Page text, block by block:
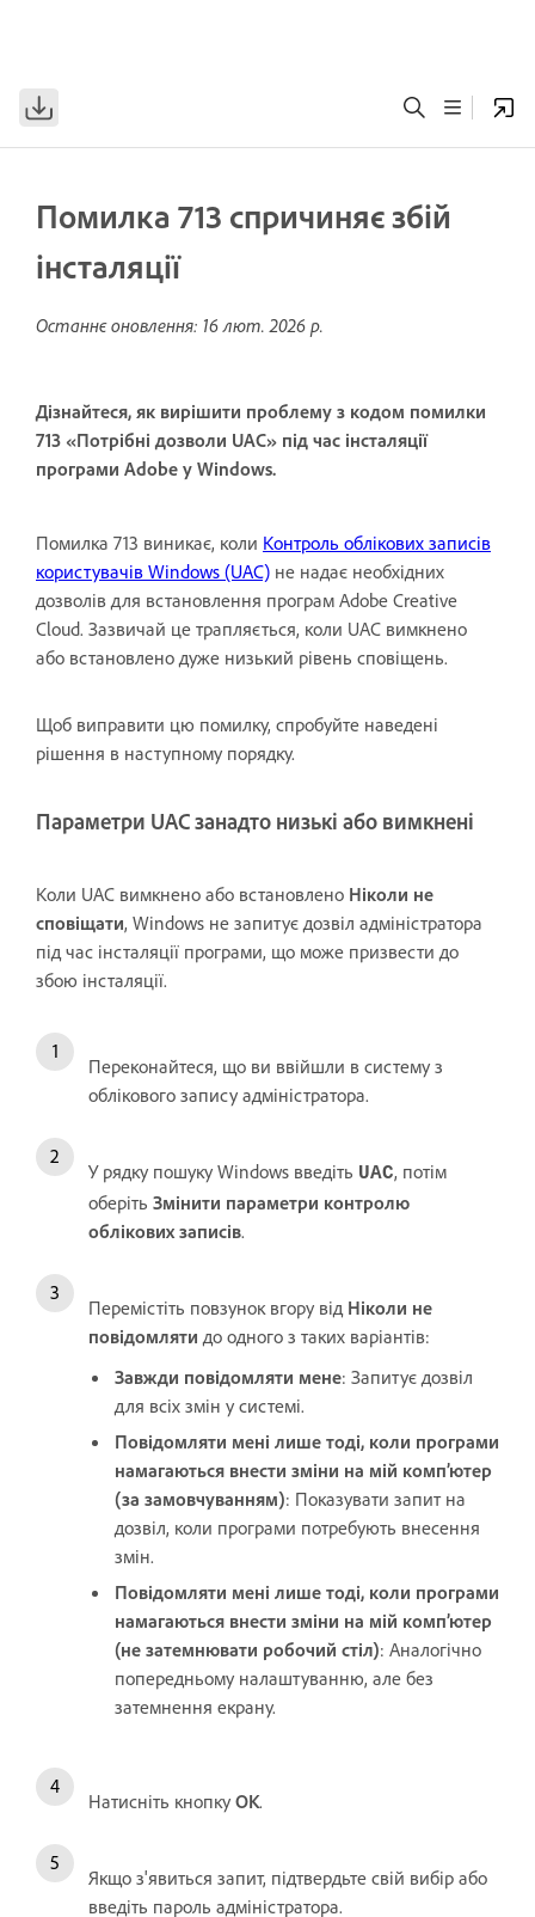
Помилка 713 спричиняє збій
інсталяції
Останнє оновлення: 16 лют. 2026 р.
Дізнайтеся, як вирішити проблему з кодом помилки
713 «Потрібні дозволи UAC» під час інсталяції
програми Adobe у Windows.
Помилка 713 виникає, коли Контроль облікових записів
користувачів Windows (UAC) не надає необхідних
дозволів для встановлення програм Adobe Creative
Cloud. Зазвичай це трапляється, коли UAC вимкнено
або встановлено дуже низький рівень сповіщень.
Щоб виправити цю помилку, спробуйте наведені
рішення в наступному порядку.
Параметри UAC занадто низькі або вимкнені
Коли UAC вимкнено або встановлено Ніколи не
сповіщати, Windows не запитує дозвіл адміністратора
під час інсталяції програми, що може призвести до
збою інсталяції.
Переконайтеся, що ви ввійшли в систему з
облікового запису адміністратора.
У рядку пошуку Windows введіть UAC, потім
оберіть Змінити параметри контролю
облікових записів.
Перемістіть повзунок вгору від Ніколи не
повідомляти до одного з таких варіантів:
Завжди повідомляти мене: Запитує дозвіл
для всіх змін у системі.
Повідомляти мені лише тоді, коли програми
намагаються внести зміни на мій комп’ютер
(за замовчуванням): Показувати запит на
дозвіл, коли програми потребують внесення
змін.
Повідомляти мені лише тоді, коли програми
намагаються внести зміни на мій комп’ютер
(не затемнювати робочий стіл): Аналогічно
попередньому налаштуванню, але без
затемнення екрану.
Натисніть кнопку OK.
Якщо з'явиться запит, підтвердьте свій вибір або
введіть пароль адміністратора.